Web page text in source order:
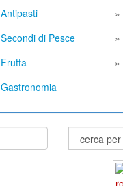
Antipasti »
Secondi di Pesce »
Frutta »
Gastronomia